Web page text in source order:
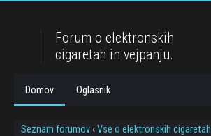
Forum o elektronskih
cigaretah in vejpanju.
Domov Oglasnik
Seznam forumov ‹Vse o elektronskih cigaretah